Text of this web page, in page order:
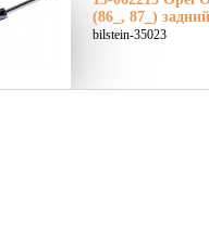
(86_, 87_)
bilstein-35023